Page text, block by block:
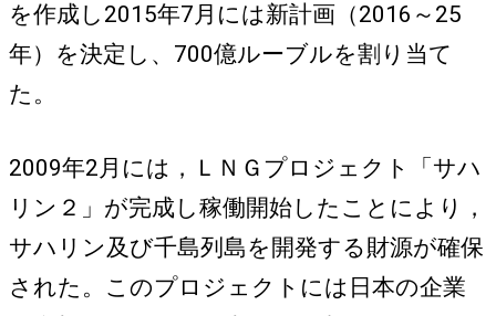
を作成し2015年7月には新計画（2016～25
年）を決定し、700億ルーブルを割り当て
た。
2009年2月には，ＬＮＧプロジェクト「サハ
リン２」が完成し稼働開始したことにより，
サハリン及び千島列島を開発する財源が確保
された。このプロジェクトには日本の企業